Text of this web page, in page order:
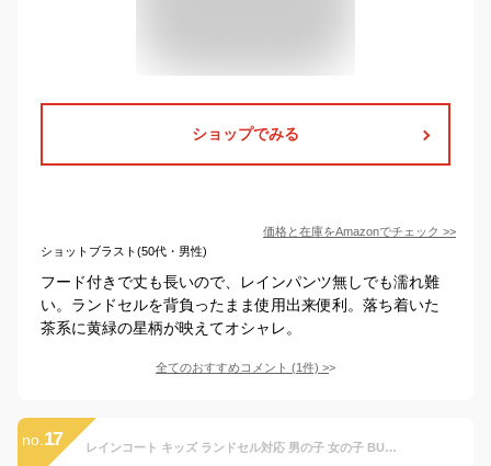
ショップでみる
価格と在庫をAmazonでチェック >>
ショットブラスト(50代・男性)
フード付きで丈も長いので、レインパンツ無しでも濡れ難
い。ランドセルを背負ったまま使用出来便利。落ち着いた
茶系に黄緑の星柄が映えてオシャレ。
全てのおすすめコメント (1件) >
no. 17 レインコート キッズ ランドセル対応 男の子 女の子 BUU&POPO 無地 120 130 140 150cm 小学生 幼稚園 保育園 通園 通学 子供 子ども こども 自転車 リュック 対応 カッパ レインウェア